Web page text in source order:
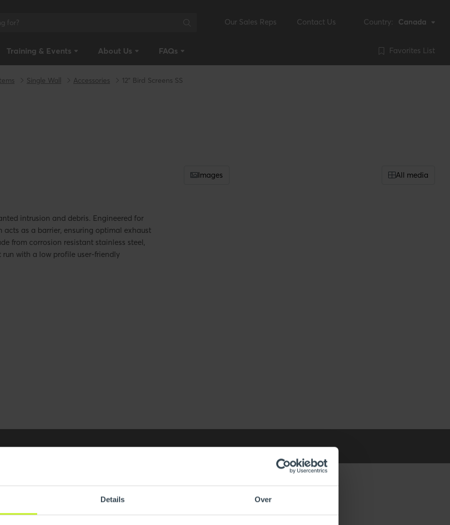
Details Over
Our Sales Reps Contact Us Country: Canada
Training & Events About Us FAQs Favorites List
Single Wall Accessories 12" Bird Screens SS
intrusion and debris. Engineered for
as a barrier, ensuring optimal exhaust
from corrosion resistant stainless steel,
run with a low profile user-friendly
Images All media